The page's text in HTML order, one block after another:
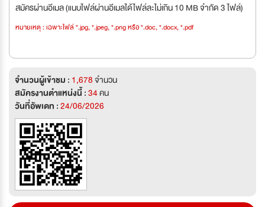
สมัครผ่านอีเมล (แนบไฟล์ผ่านอีเมลได้ไฟล์ละไม่เกิน 10 MB จำกัด 3 ไฟล์)
หมายเหตุ : เฉพาะไฟล์ *.jpg, *.jpeg, *.png หรือ *.doc, *.docx, *.pdf
จำนวนผู้เข้าชม : 1,678จำนวน
สมัครงานตำแหน่งนี้ :34คน
วันที่อัพเดท :24/06/2026